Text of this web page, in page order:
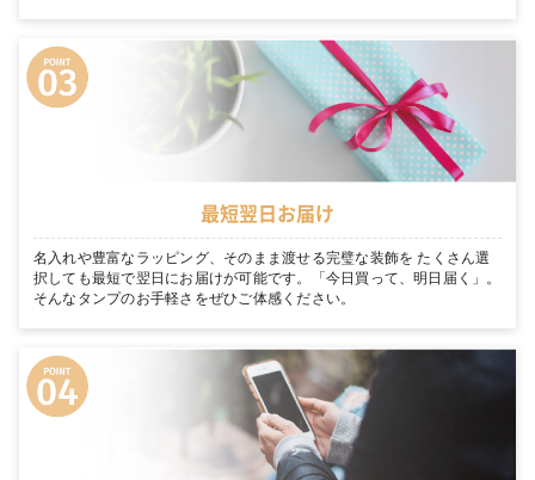
最短翌日お届け
名入れや豊富なラッピング、そのまま渡せる完璧な装飾を たくさん選
択しても最短で翌日にお届けが可能です。「今日買って、明日届く」。
そんなタンプのお手軽さをぜひご体感ください。